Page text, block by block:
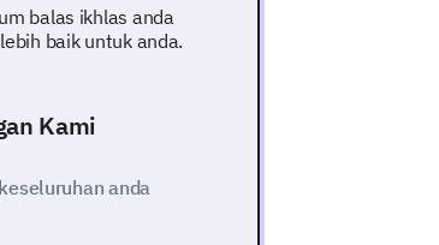
balas ikhlas anda
baik untuk anda.
Kami
anda